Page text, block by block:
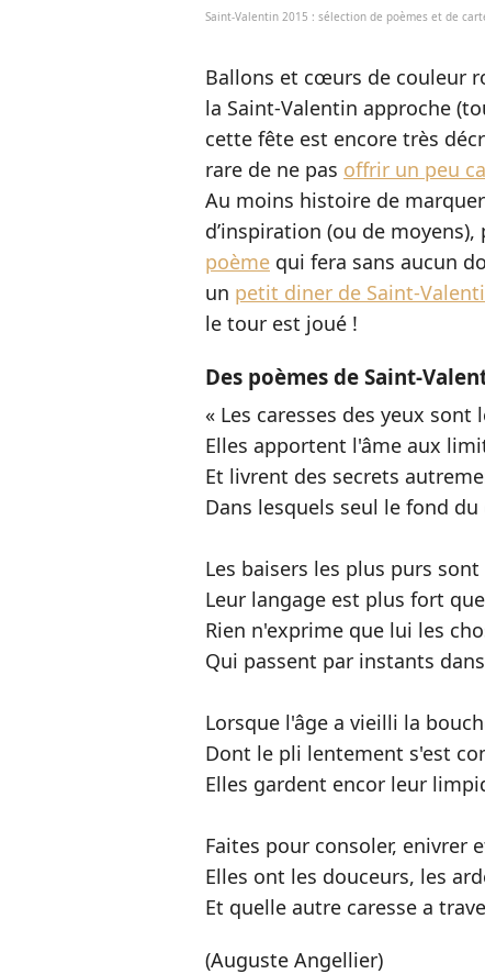
Saint-Valentin 2015 : sélection de poèmes et de
Ballons et cœurs de couleur
la Saint-Valentin approche
cette fête est encore très
rare de ne pas offrir un peu
Au moins histoire de
d’inspiration (ou de
poème qui fera sans aucun
un petit diner de Saint-
le tour est joué !
Des poèmes de Saint-
« Les caresses des yeux sont
Elles apportent l'âme aux
Et livrent des secrets
Dans lesquels seul le fond
Les baisers les plus purs
Leur langage est plus fort
Rien n'exprime que lui les
Qui passent par instants
Lorsque l'âge a vieilli la
Dont le pli lentement s'est
Elles gardent encor leur
Faites pour consoler, enivrer
Elles ont les douceurs, les
Et quelle autre caresse a
(Auguste Angellier)